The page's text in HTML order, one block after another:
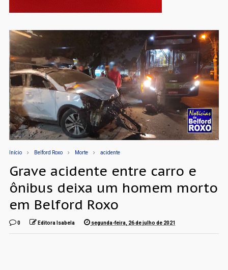
Início Belford Roxo Morte acidente
Grave acidente entre carro e
ônibus deixa um homem morto
em Belford Roxo
0 Editora Isabela segunda-feira, 26 de julho de 2021